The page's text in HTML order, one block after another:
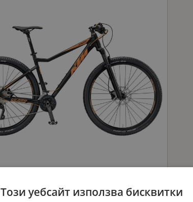
Този уебсайт използва бисквитки